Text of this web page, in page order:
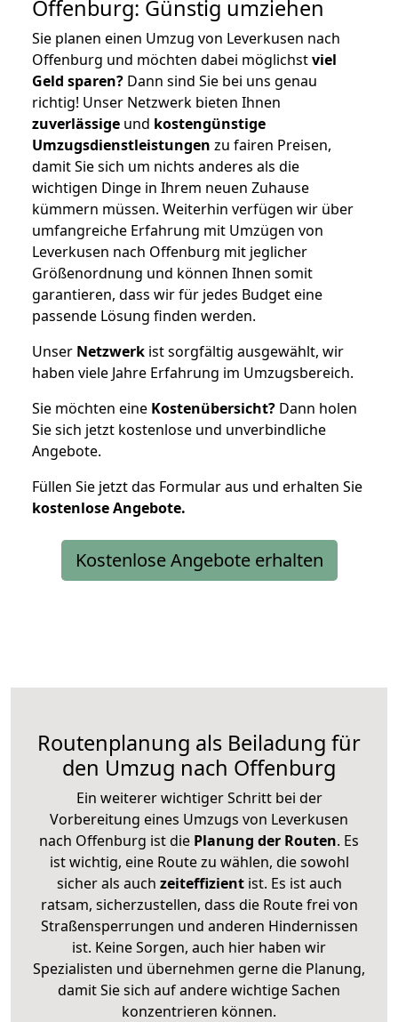
Offenburg: Günstig umziehen
Sie planen einen Umzug von Leverkusen nach
Offenburg und möchten dabei möglichstviel
Geld sparen? Dann sind Sie bei uns genau
richtig! Unser Netzwerk bieten Ihnen
zuverlässige und kostengünstige
Umzugsdienstleistungen zu fairen Preisen,
damit Sie sich um nichts anderes als die
wichtigen Dinge in Ihrem neuen Zuhause
kümmern müssen. Weiterhin verfügen wir über
umfangreiche Erfahrung mit Umzügen von
Leverkusen nach Offenburg mit jeglicher
Größenordnung und können Ihnen somit
garantieren, dass wir für jedes Budget eine
passende Lösung finden werden.
Unser Netzwerk ist sorgfältig ausgewählt, wir
haben viele Jahre Erfahrung im Umzugsbereich.
Sie möchten eine Kostenübersicht? Dann holen
Sie sich jetzt kostenlose und unverbindliche
Angebote.
Füllen Sie jetzt das Formular aus und erhalten Sie
kostenloseAngebote.
Kostenlose Angebote erhalten
Routenplanung als Beiladung für
den Umzug nach Offenburg
Ein weiterer wichtiger Schritt bei der
Vorbereitung eines Umzugs von Leverkusen
nach Offenburg ist die Planung der Routen. Es
ist wichtig, eine Route zu wählen, die sowohl
sicher als auch zeiteffizientist. Es ist auch
ratsam, sicherzustellen, dass die Route frei von
Straßensperrungen und anderen Hindernissen
ist. Keine Sorgen, auch hier haben wir
Spezialisten und übernehmen gerne die Planung,
damit Sie sich auf andere wichtige Sachen
konzentrieren können.